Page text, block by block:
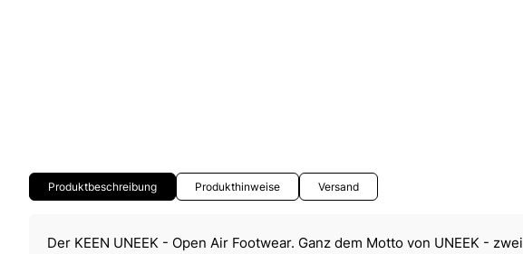
Produktbeschreibung Produkthinweise Versand
Der KEEN UNEEK - Open Air Footwear. Ganz dem Motto von UNEEK - zwei